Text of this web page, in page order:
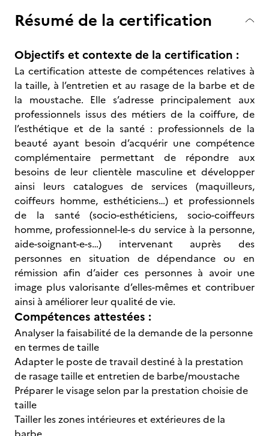
Résumé de la certification
Objectifs et contexte de la certification :
La certification atteste de compétences relatives à
la taille, à l’entretien et au rasage de la barbe et de
la moustache. Elle s’adresse principalement aux
professionnels issus des métiers de la coiffure, de
l’esthétique et de la santé : professionnels de la
beauté ayant besoin d’acquérir une compétence
complémentaire permettant de répondre aux
besoins de leur clientèle masculine et développer
ainsi leurs catalogues de services (maquilleurs,
coiffeurs homme, esthéticiens…) et professionnels
de la santé (socio-esthéticiens, socio-coiffeurs
homme, professionnel-le-s du service à la personne,
aide-soignant-e-s…) intervenant auprès des
personnes en situation de dépendance ou en
rémission afin d’aider ces personnes à avoir une
image plus valorisante d’elles-mêmes et contribuer
ainsi à améliorer leur qualité de vie.
Compétences attestées :
Analyser la faisabilité de la demande de la personne
en termes de taille
Adapter le poste de travail destiné à la prestation
de rasage taille et entretien de barbe/moustache
Préparer le visage selon par la prestation choisie de
taille
Tailler les zones intérieures et extérieures de la